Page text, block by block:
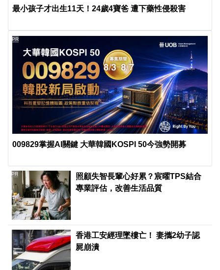
最小孩子才出生11天！24歲4寶爸 遭下藥性侵殺害
009829掌握AI關鍵 大華韓國KOSPI 50今強勢開募
PR
照顧失智長輩心好累？宸曜TPS結合
專業評估，改善生活品質
PR
香港工安經理墜樓亡！ 妻攜2幼子認
屍崩潰